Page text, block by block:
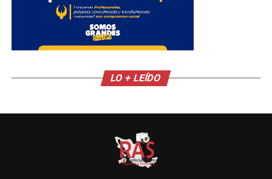
LO + LEÍDO